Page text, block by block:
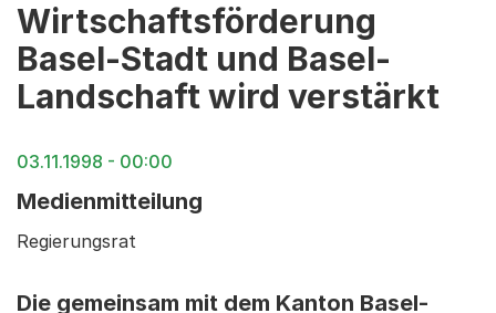
Wirtschaftsförderung
Basel-Stadt und Basel-
Landschaft wird verstärkt
03.11.1998 - 00:00
Medienmitteilung
Regierungsrat
Die gemeinsam mit dem Kanton Basel-